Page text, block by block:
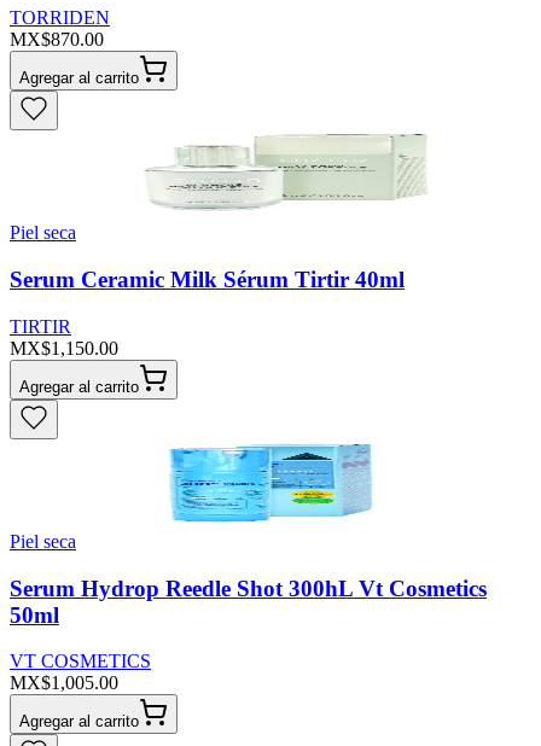
TORRIDEN
MX$870.00
Agregar al carrito
Piel seca
Serum Ceramic Milk Sérum Tirtir 40ml
TIRTIR
MX$1,150.00
Agregar al carrito
Piel seca
Serum Hydrop Reedle Shot 300hL Vt Cosmetics
50ml
VT COSMETICS
MX$1,005.00
Agregar al carrito